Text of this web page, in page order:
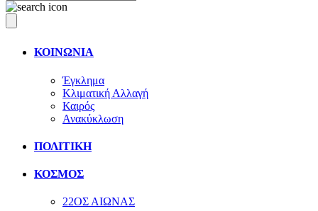
ΚΟΙΝΩΝΙΑ
Έγκλημα
Κλιματική Αλλαγή
Καιρός
Ανακύκλωση
ΠΟΛΙΤΙΚΗ
ΚΟΣΜΟΣ
22ΟΣ ΑΙΩΝΑΣ